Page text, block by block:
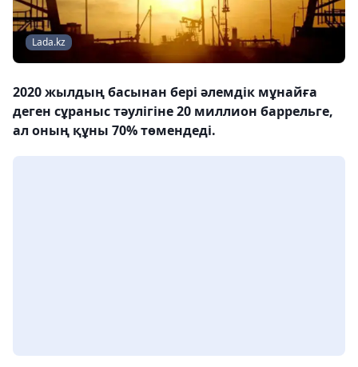
Lada.kz
2020 жылдың басынан бері әлемдік мұнайға
деген сұраныс тәулігіне 20 миллион баррельге,
ал оның құны 70% төмендеді.